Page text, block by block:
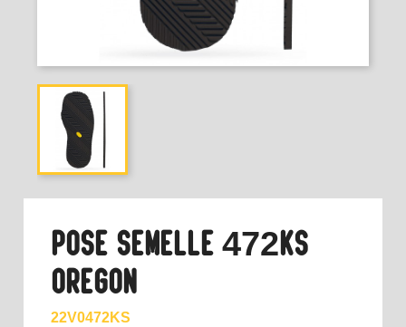
POSE SEMELLE 472KS
OREGON
22V0472KS